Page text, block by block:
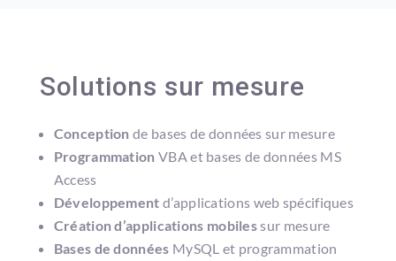
Solutions sur mesure
Conception de bases de données sur mesure
Programmation VBA et bases de données MS
Access
Développement d’applications web spécifiques
Création d’applications mobilessur mesure
Bases de données MySQL et programmation